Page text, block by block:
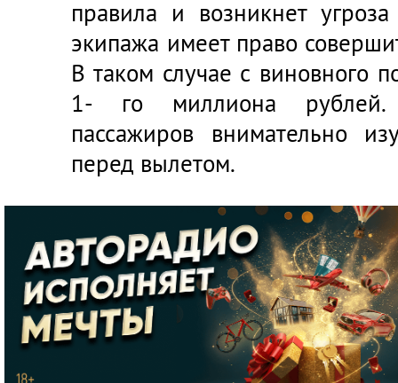
правила и возникнет
экипажа имеет право
В таком случае с виновного
1- го миллиона рублей.
пассажиров внимательно
перед вылетом.